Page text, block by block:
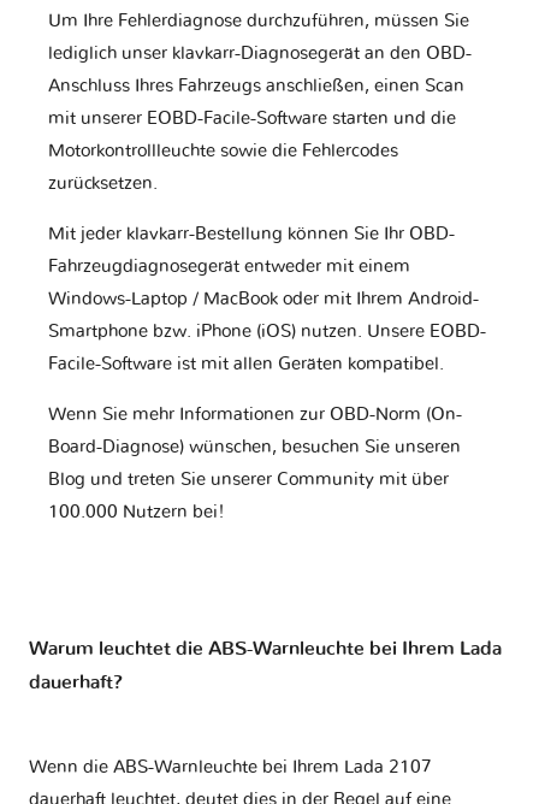
Um Ihre Fehlerdiagnose durchzuführen, müssen Sie
lediglich unser klavkarr-Diagnosegerät an den OBD-
Anschluss Ihres Fahrzeugs anschließen, einen Scan
mit unserer EOBD-Facile-Software starten und die
Motorkontrollleuchte sowie die Fehlercodes
zurücksetzen.
Mit jeder klavkarr-Bestellung können Sie Ihr OBD-
Fahrzeugdiagnosegerät entweder mit einem
Windows-Laptop / MacBook oder mit Ihrem Android-
Smartphone bzw. iPhone (iOS) nutzen. Unsere EOBD-
Facile-Software ist mit allen Geräten kompatibel.
Wenn Sie mehr Informationen zur OBD-Norm (On-
Board-Diagnose) wünschen, besuchen Sie unseren
Blog und treten Sie unserer Community mit über
100.000 Nutzern bei!
Warum leuchtet die ABS-Warnleuchte bei Ihrem Lada
dauerhaft?
Wenn die ABS-Warnleuchte bei Ihrem Lada 2107
dauerhaft leuchtet, deutet dies in der Regel auf eine